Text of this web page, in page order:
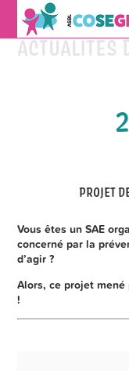
ACTUALITÉS
PROJET
Vous êtes un SAE
concerné par la
d’agir ?
Alors, ce projet mené
!